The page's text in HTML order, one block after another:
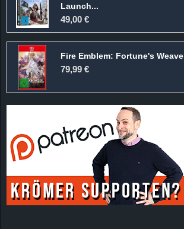
Launch...
49,00 €
Fire Emblem: Fortune's Weave
79,99 €